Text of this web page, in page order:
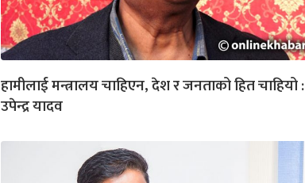
हामीलाई मन्त्रालय चाहिएन, देश र जनताको हित चाहियो :
उपेन्द्र यादव